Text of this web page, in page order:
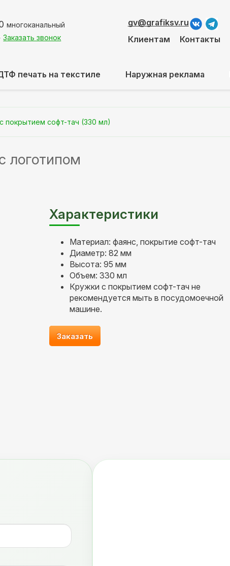
многоканальный
Заказать звонок
gv@grafiksv.ru
Клиентам
Контакты
печать на текстиле Наружная реклама
покрытием софт-тач (330 мл)
логотипом
Характеристики
Материал: фаянс, покрытие софт-тач
Диаметр: 82 мм
Высота: 95 мм
Объем: 330 мл
Кружки с покрытием софт-тач не
рекомендуется мыть в посудомоечной
машине.
Заказать